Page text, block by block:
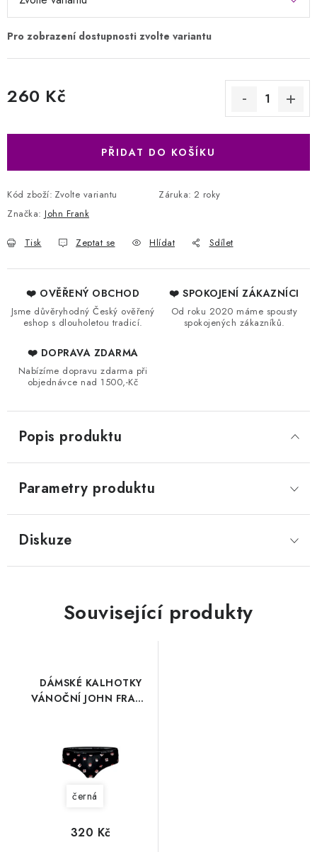
260 Kč
PŘIDAT DO KOŠÍKU
Kód zboží: Zvolte variantu Záruka: 2 roky
Značka: John Frank
Tisk Zeptat se Hlídat Sdílet
❤️ OVĚŘENÝ OBCHOD
Jsme důvěryhodný Český ověřený
eshop s dlouholetou tradicí.
❤️ SPOKOJENÍ ZÁKAZNÍCI
Od roku 2020 máme spousty
spokojených zákazníků.
❤️ DOPRAVA ZDARMA
Nabízíme dopravu zdarma při
objednávce nad 1500,-Kč
Popis produktu
Parametry produktu
Diskuze
Související produkty
DÁMSKÉ KALHOTKY
VÁNOČNÍ JOHN FRANK
černá
320 Kč